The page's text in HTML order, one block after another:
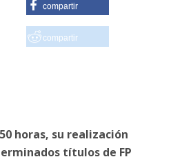
compartir
compartir
horas, su realización
títulos de FP